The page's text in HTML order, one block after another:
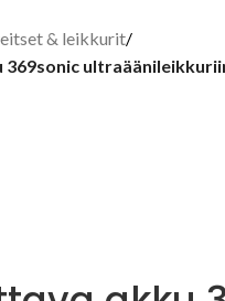
& leikkurit/